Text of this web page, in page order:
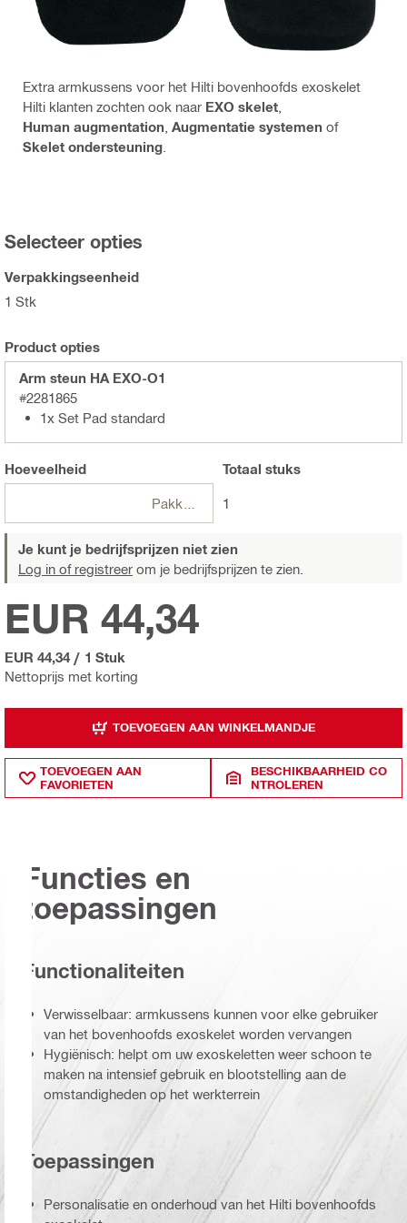
Extra armkussens voor het Hilti bovenhoofds exoskelet
Hilti klanten zochten ook naar EXO skelet
Human augmentation Augmentatie systemen of
Skelet ondersteuning
Selecteer opties
Verpakkingseenheid
1 Stk
Product opties
Arm steun HA EXO-O1
#2281865
1x Set Pad standard
Hoeveelheid
Pakketten
Totaal stuks
1
Je kunt je bedrijfsprijzen niet zien
Log in of registreer om je bedrijfsprijzen te zien.
Nettoprijs met korting
EUR 44,34
EUR 44,34 / 1 Stuk
TOEVOEGEN AAN WINKELMANDJE
TOEVOEGEN AAN
FAVORIETEN
BESCHIKBAARHEID CO
NTROLEREN
Functies en
toepassingen
Functionaliteiten
Verwisselbaar: armkussens kunnen voor elke gebruiker
van het bovenhoofds exoskelet worden vervangen
Hygiënisch: helpt om uw exoskeletten weer schoon te
maken na intensief gebruik en blootstelling aan de
omstandigheden op het werkterrein
Toepassingen
Personalisatie en onderhoud van het Hilti bovenhoofds